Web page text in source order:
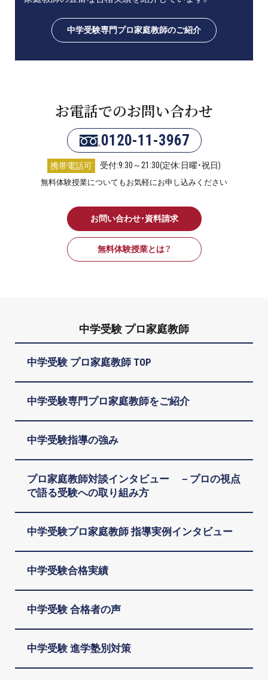
中学受験専門プロ家庭教師のご紹介
お電話でのお問い合わせ
0120-11-3967
携帯電話可 受付:9:30～21:30(定休:日曜・祝日)
無料体験授業についてもお気軽にお申し込みください
お問い合わせ・資料請求
無料体験授業とは？
中学受験 プロ家庭教師
中学受験 プロ家庭教師 TOP
中学受験専門プロ家庭教師をご紹介
中学受験指導の強み
プロ家庭教師対談インタビュー －プロの視点
で語る受験への取り組み方
中学受験プロ家庭教師 指導実例インタビュー
中学受験合格実績
中学受験 合格者の声
中学受験 進学塾別対策